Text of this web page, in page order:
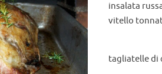
insalata
vitello
tagliatelle di